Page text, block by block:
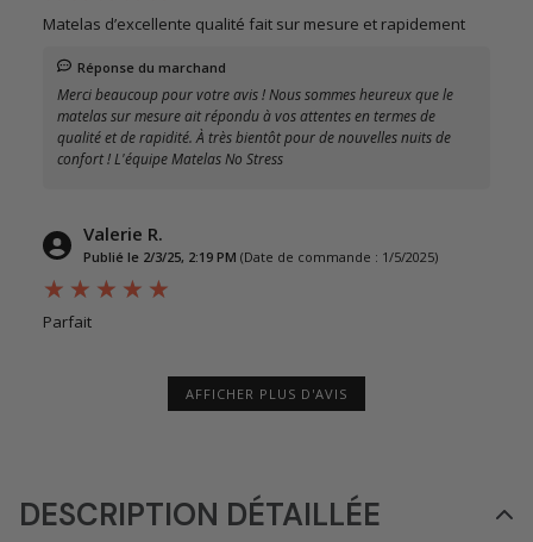
Matelas d’excellente qualité fait sur mesure et rapidement
Réponse du marchand
Merci beaucoup pour votre avis ! Nous sommes heureux que le
matelas sur mesure ait répondu à vos attentes en termes de
qualité et de rapidité. À très bientôt pour de nouvelles nuits de
confort ! L'équipe Matelas No Stress
Valerie R.
Publié le 2/3/25, 2:19 PM (Date de commande : 1/5/2025)
Parfait
AFFICHER PLUS D'AVIS
DESCRIPTION DÉTAILLÉE